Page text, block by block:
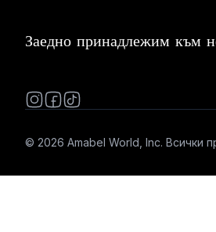
Заедно принадлежим към
© 2026 Amabel World, Inc. Всички